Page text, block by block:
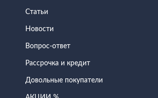
Статьи
Новости
Вопрос-ответ
Рассрочка и кредит
Довольные покупатели